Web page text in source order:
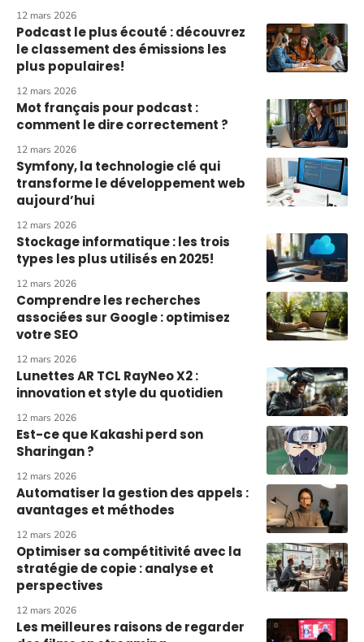
12 mars 2026
Podcast le plus écouté : découvrez
le classement des émissions les
plus populaires!
12 mars 2026
Mot français pour podcast :
comment le dire correctement ?
12 mars 2026
Symfony, la technologie clé qui
transforme le développement web
aujourd’hui
12 mars 2026
Stockage informatique : les trois
types les plus utilisés en 2025!
12 mars 2026
Comprendre les recherches
associées sur Google : optimisez
votre SEO
12 mars 2026
Lunettes AR TCL RayNeo X2 :
innovation et style du quotidien
12 mars 2026
Est-ce que Kakashi perd son
Sharingan ?
12 mars 2026
Automatiser la gestion des appels :
avantages et méthodes
12 mars 2026
Optimiser sa compétitivité avec la
stratégie de copie : analyse et
perspectives
12 mars 2026
Les meilleures raisons de regarder